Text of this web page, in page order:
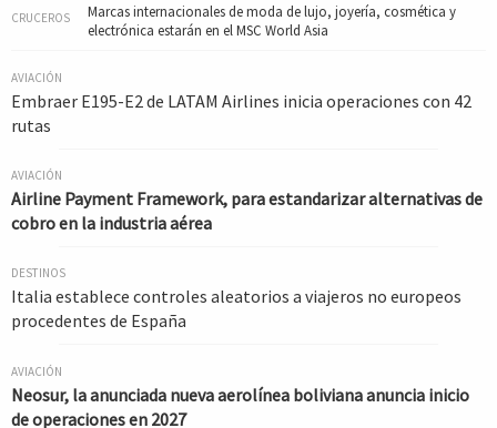
CRUCEROS
Marcas internacionales de moda de lujo, joyería, cosmética y
electrónica estarán en el MSC World Asia
AVIACIÓN
Embraer E195-E2 de LATAM Airlines inicia operaciones con 42
rutas
AVIACIÓN
Airline Payment Framework, para estandarizar alternativas de
cobro en la industria aérea
DESTINOS
Italia establece controles aleatorios a viajeros no europeos
procedentes de España
AVIACIÓN
Neosur, la anunciada nueva aerolínea boliviana anuncia inicio
de operaciones en 2027